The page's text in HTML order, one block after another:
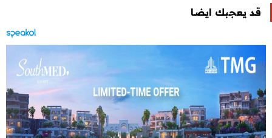
قد يعجبك ايضا